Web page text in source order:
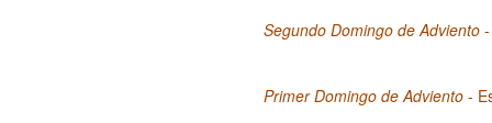
Segundo Domingo de Adviento
Primer Domingo de Adviento -